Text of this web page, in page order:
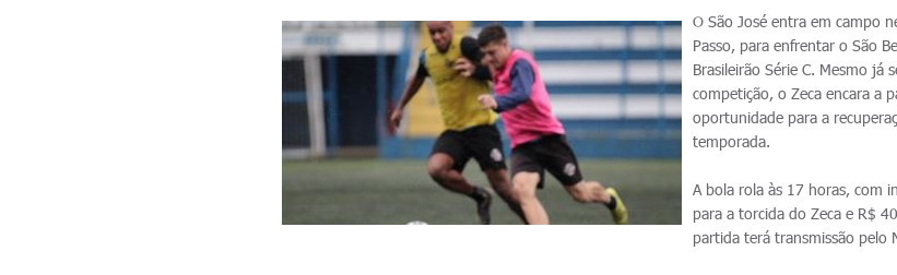
O São José entra em campo
Passo, para enfrentar o São
Brasileirão Série C. Mesmo já
competição, o Zeca encara a
oportunidade para a
temporada.
A bola rola às 17 horas, com
para a torcida do Zeca e R$
partida terá transmissão pelo